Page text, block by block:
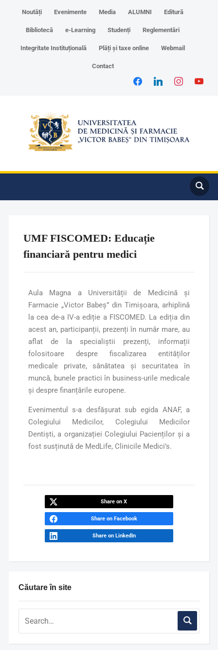
Noutăți Evenimente Media ALUMNI Editură
Bibliotecă e-Learning Studenți Reglementări
Integritate Instituțională Plăți și taxe online Webmail
Contact
Căutare în site
UMF FISCOMED: Educație
financiară pentru medici
Aula Magna a Universității de Medicină și
Farmacie „Victor Babeș” din Timișoara, arhiplină
la cea de-a IV-a ediție a FISCOMED. La ediția din
acest an, participanții, prezenți în număr mare, au
aflat de la specialiștii prezenți, informații
folositoare despre fiscalizarea entităților
medicale private, sănătatea și securitatea în
muncă, bunele practici în business-urile medicale
și despre finanțările europene.
Evenimentul s-a desfășurat sub egida ANAF, a
Colegiului Medicilor, Colegiului Medicilor
Dentiști, a organizației Colegiului Pacienților și a
fost susținută de MedLife, Clinicile Medici’s.
Share on X
Share on Facebook
Share on LinkedIn